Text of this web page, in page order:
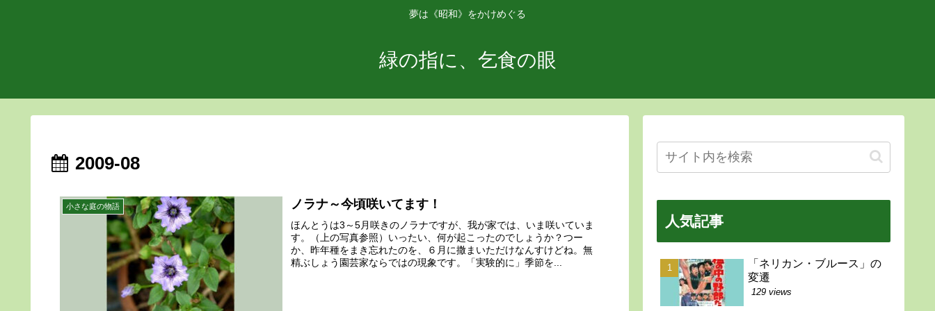
夢は《昭和》をかけめぐる
緑の指に、乞食の眼
2009-08
小さな庭の物語 ノラナ～今頃咲いてます！
ほんとうは3～5月咲きのノラナですが、我が家では、いま咲いていま
す。（上の写真参照）いったい、何が起こったのでしょうか？つー
か、昨年種をまき忘れたのを、６月に撒まいただけなんすけどね。無
精ぶしょう園芸家ならではの現象です。「実験的に」季節を...
人気記事
「ネリカン・ブルース」の
変遷
129 views